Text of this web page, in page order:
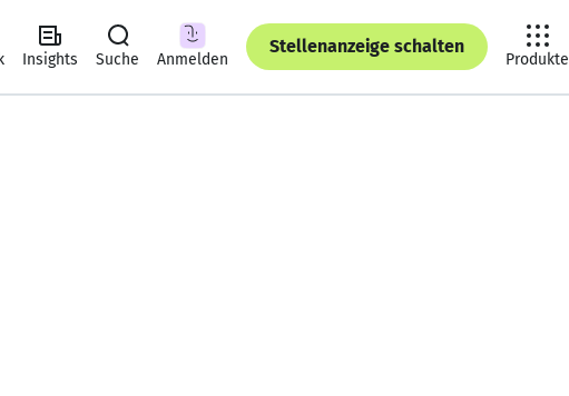
Insights Suche Anmelden
Stellenanzeige schalten
Produkte